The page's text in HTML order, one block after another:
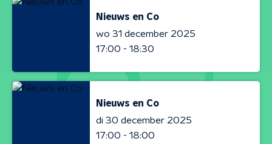
Nieuws en Co
wo 31 december 2025
17:00 - 18:30
Nieuws en Co
di 30 december 2025
17:00 - 18:00